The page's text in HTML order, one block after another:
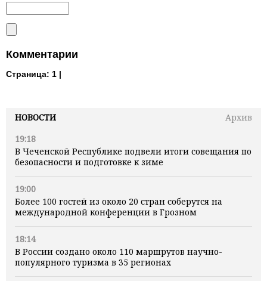
НОВОСТИ
Архив
19:18
В Чеченской Республике подвели итоги совещания по
безопасности и подготовке к зиме
19:00
Более 100 гостей из около 20 стран соберутся на
международной конференции в Грозном
18:14
В России создано около 110 маршрутов научно-
популярного туризма в 35 регионах
Комментарии
Страница: 1 |